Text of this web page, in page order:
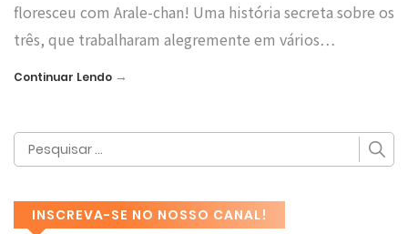
floresceu com Arale-chan! Uma história secreta sobre os
três, que trabalharam alegremente em vários…
Continuar Lendo →
INSCREVA-SE NO NOSSO CANAL!